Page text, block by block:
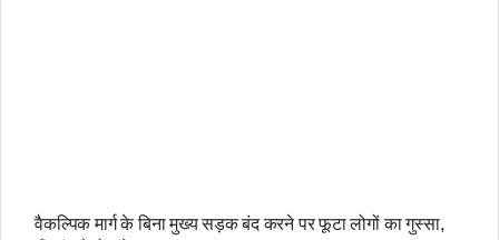
वैकल्पिक मार्ग के बिना मुख्य सड़क बंद करने पर फूटा लोगों का गुस्सा,